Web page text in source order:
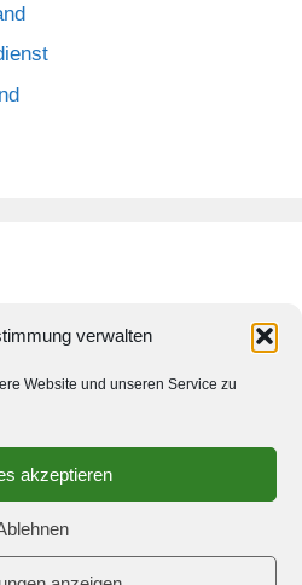
verwalten
Website und unseren Service zu
akzeptieren